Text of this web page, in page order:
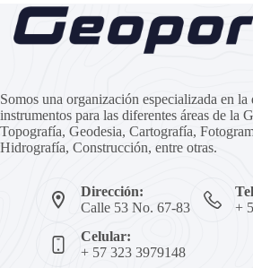
Somos una organización especializada en
instrumentos para las diferentes áreas de la
Topografía, Geodesia, Cartografía,
Hidrografía, Construcción, entre otras.
Dirección:
Calle 53 No. 67-83
+
Celular:
+ 57 323 3979148